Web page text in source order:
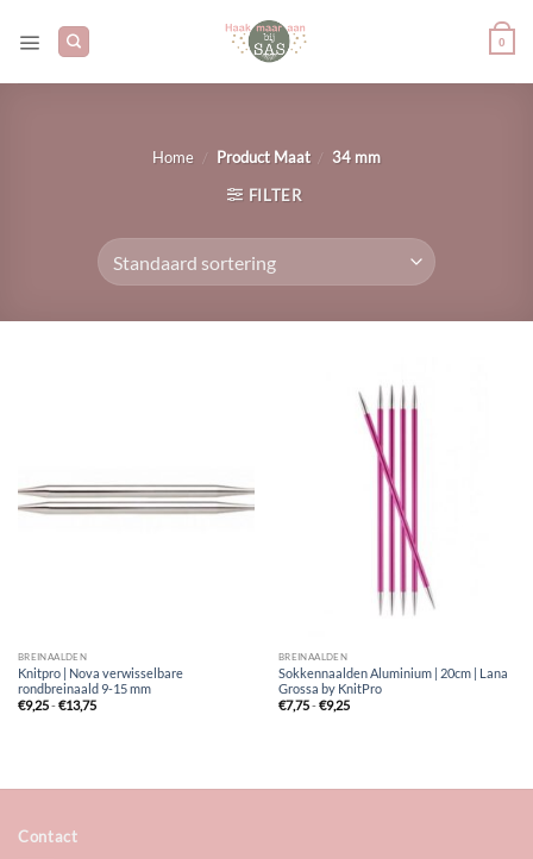
naar
0
Home / Product Maat / 34 mm
FILTER
BREINAALDEN
Knitpro | Nova verwisselbare
rondbreinaald 9-15 mm
€9,25-€13,75Prijsklasse:
€9,25
BREINAALDEN
Sokkennaalden Aluminium | 20cm | Lana
Grossa by KnitPro
€7,75-€9,25Prijsklasse:
€7,75
Contact